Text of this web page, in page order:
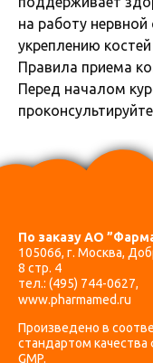
на работу
укреплению
Правила приема
Перед началом
По заказу АО
105066, г. Москва,
8 стр. 4
тел.: (495) 744-0627,
www.pharmamed.ru
Произведено в
стандартом
GMP.